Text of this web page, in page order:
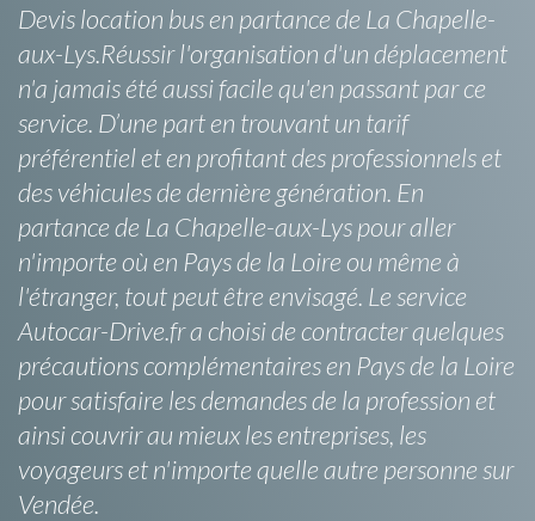
Devis location bus en partance de La Chapelle-
aux-Lys.Réussir l'organisation d'un déplacement
n'a jamais été aussi facile qu'en passant par ce
service. D’une part en trouvant un tarif
préférentiel et en profitant des professionnels et
des véhicules de dernière génération. En
partance de La Chapelle-aux-Lys pour aller
n'importe où en Pays de la Loire ou même à
l'étranger, tout peut être envisagé. Le service
Autocar-Drive.fr a choisi de contracter quelques
précautions complémentaires en Pays de la Loire
pour satisfaire les demandes de la profession et
ainsi couvrir au mieux les entreprises, les
voyageurs et n'importe quelle autre personne sur
Vendée.